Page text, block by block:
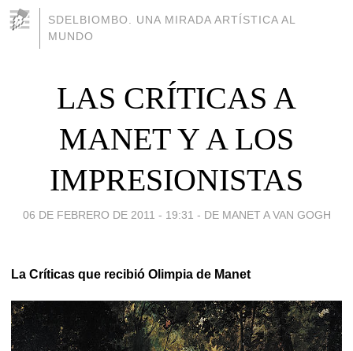
SDELBIOMBO. UNA MIRADA ARTÍSTICA AL
MUNDO
LAS CRÍTICAS A
MANET Y A LOS
IMPRESIONISTAS
06 DE FEBRERO DE 2011 - 19:31 - DE MANET A VAN GOGH
La Críticas que recibió Olimpia de Manet